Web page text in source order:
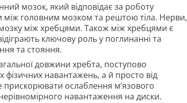
мозок, який відповідає за роботу
між головним мозком та рештою тіла. Нерви,
між хребцями. Також між хребцями є
ключову роль у поглинанні та
та стояння.
довжини хребта, поступово
навантажень, а й просто від
прискорювати ослаблення м’язового
навантаження на диски.